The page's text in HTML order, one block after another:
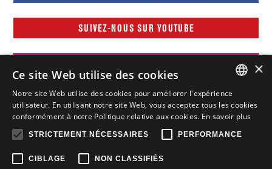
SUIVEZ-NOUS SUR YOUTUBE
FRENCH
FRENCH
×
Ce site Web utilise des cookies
Notre site Web utilise des cookies pour améliorer l'expérience
utilisateur. En utilisant notre site Web, vous acceptez tous les cookies
conformément à notre Politique relative aux cookies. En savoir plus
STRICTEMENT NÉCESSAIRES PERFORMANCE
CIBLAGE NON CLASSIFIÉS